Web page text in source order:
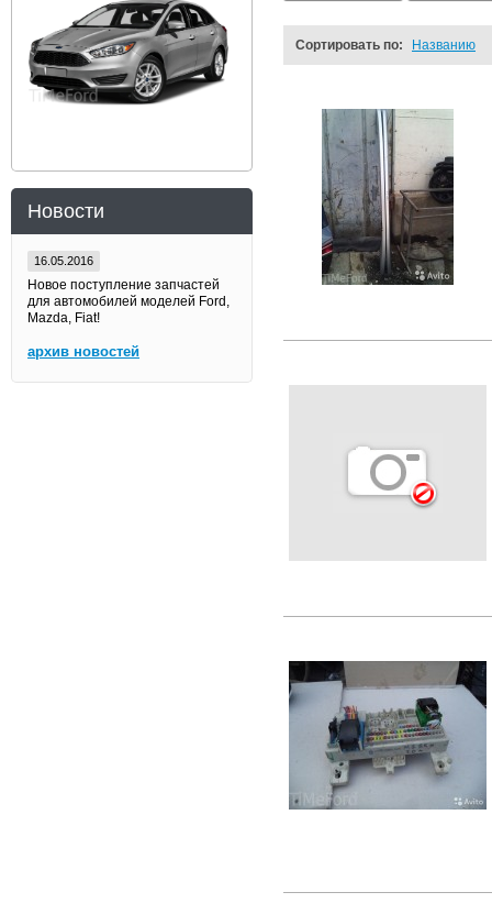
Новости
16.05.2016
Новое поступление запчастей
для автомобилей моделей Ford,
Mazda, Fiat!
архив новостей
Сортировать по: Названию